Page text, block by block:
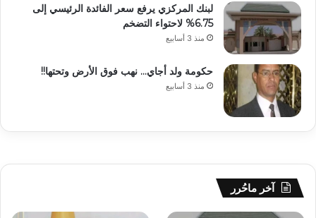
لبنك المركزي يرفع سعر الفائدة الرئيسي إلى
6.75% لاحتواء التضخم
منذ 3 أسابيع
حكومة ولد أجاي… نهب فوق الأرض وتحتها!!
منذ 3 أسابيع
آخر ماحُرر